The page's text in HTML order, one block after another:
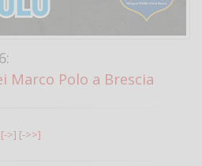
Marco Polo a Brescia
[->] [->>]